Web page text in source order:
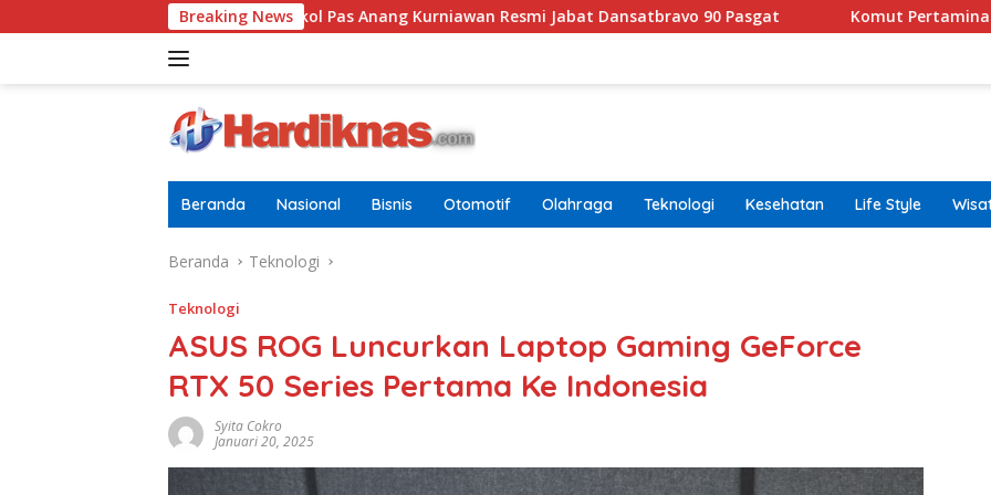
ke
Breaking News
Letkol Pas Anang Kurniawan Resmi Jabat Dansatbravo 90 Pasgat Komut Pertamina Tegaskan Tak
Beranda Nasional Bisnis Otomotif Olahraga Teknologi Kesehatan Life Style
Beranda Teknologi
Teknologi
ASUS ROG Luncurkan Laptop Gaming GeForce
RTX 50 Series Pertama Ke Indonesia
Syita Cokro
Januari 20, 2025